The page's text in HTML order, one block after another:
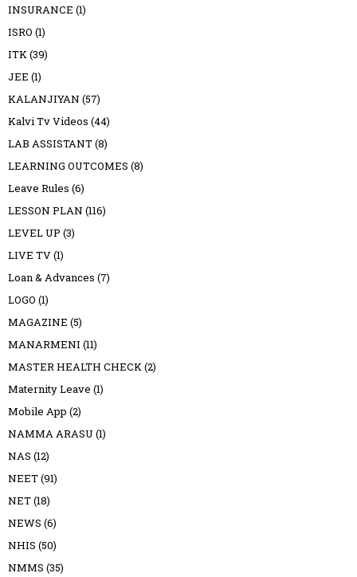
INSURANCE (1)
ISRO (1)
ITK(39)
JEE (1)
KALANJIYAN (57)
Kalvi Tv Videos (44)
LAB ASSISTANT(8)
LEARNING OUTCOMES (8)
Leave Rules (6)
LESSON PLAN (116)
LEVEL UP (3)
LIVE TV(1)
Loan & Advances (7)
LOGO (1)
MAGAZINE (5)
MANARMENI (11)
MASTER HEALTH CHECK(2)
Maternity Leave (1)
Mobile App (2)
NAMMA ARASU (1)
NAS (12)
NEET(91)
NET(18)
NEWS (6)
NHIS (50)
NMMS (35)